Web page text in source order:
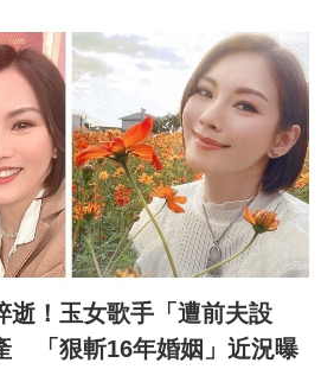
逝！玉女歌手「遭前夫設
「狠斬16年婚姻」近況曝